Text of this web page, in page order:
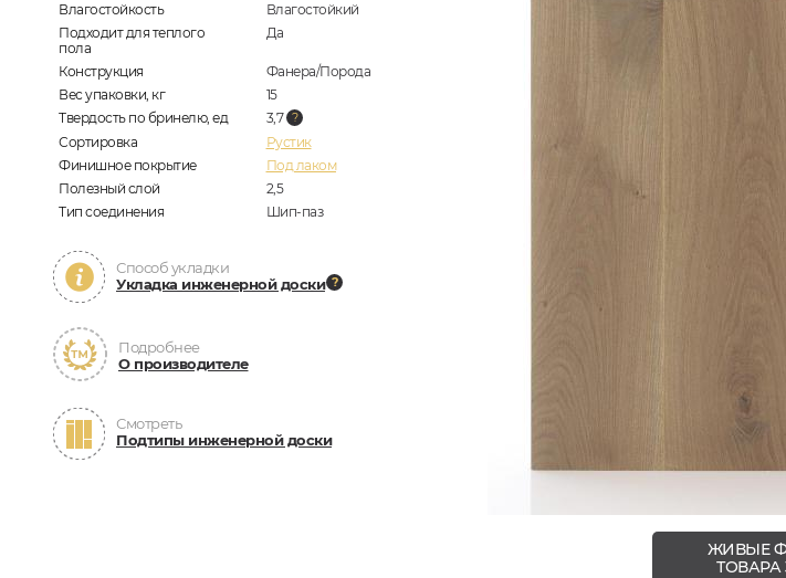
Влагостойкость
Влагостойкий
Подходит для теплого
пола
Да
Конструкция
Фанера/Порода
Вес упаковки, кг
15
Твердость по бринелю, ед
3,7
Сортировка
Рустик
Финишное покрытие
Под лаком
Полезный слой
2,5
Тип соединения
Шип-паз
Способ укладки
Укладка инженерной доски
Подробнее
О производителе
Смотреть
Подтипы инженерной доски
ЖИВЫЕ
ТОВАРА